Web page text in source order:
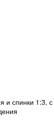
и спинки 1:3,